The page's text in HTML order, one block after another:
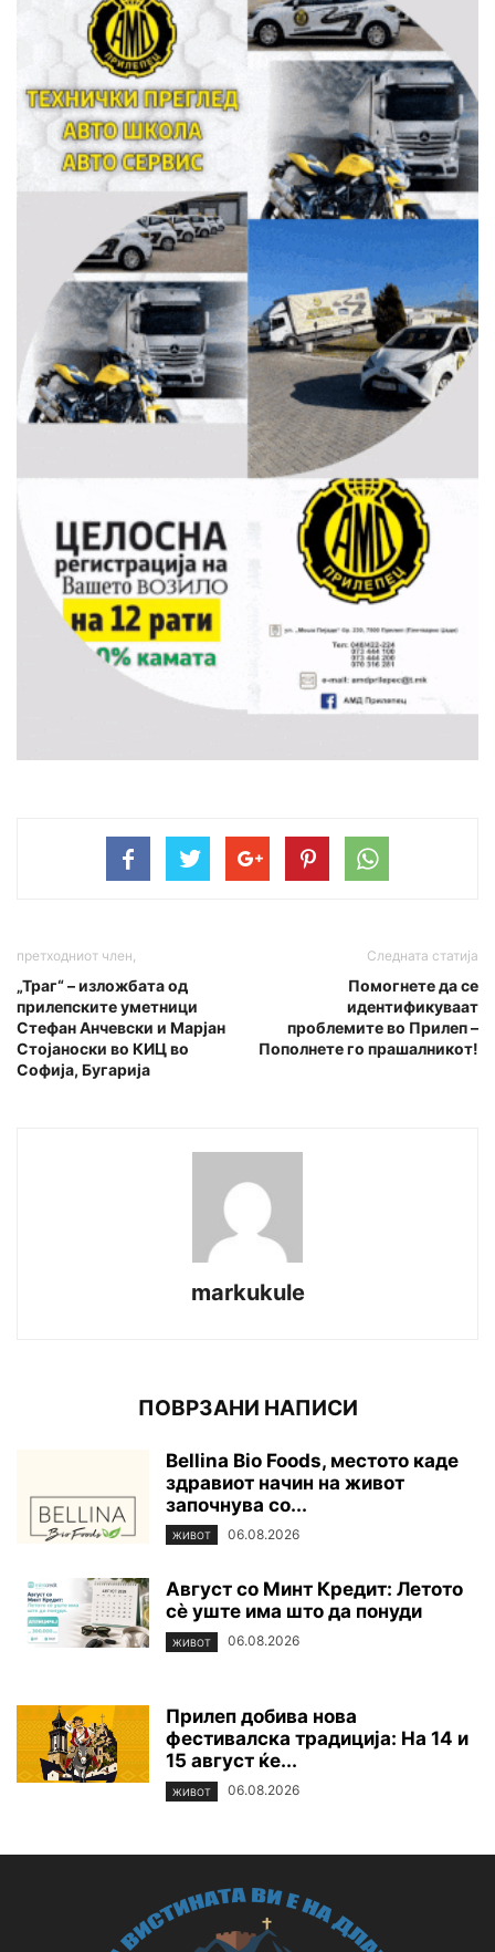
претходниот член,
„Траг“ – изложбата од
прилепските уметници
Стефан Анчевски и Марјан
Стојаноски во КИЦ во
Софија, Бугарија
Следната статија
Помогнете да се
идентификуваат
проблемите во Прилеп –
Пополнете го прашалникот!
markukule
ПОВРЗАНИ НАПИСИ
Bellina Bio Foods, местото каде
здравиот начин на живот
започнува со...
ЖИВОТ 06.08.2026
Август со Минт Кредит: Летото
сè уште има што да понуди
ЖИВОТ 06.08.2026
Прилеп добива нова
фестивалска традиција: На 14 и
15 август ќе...
ЖИВОТ 06.08.2026